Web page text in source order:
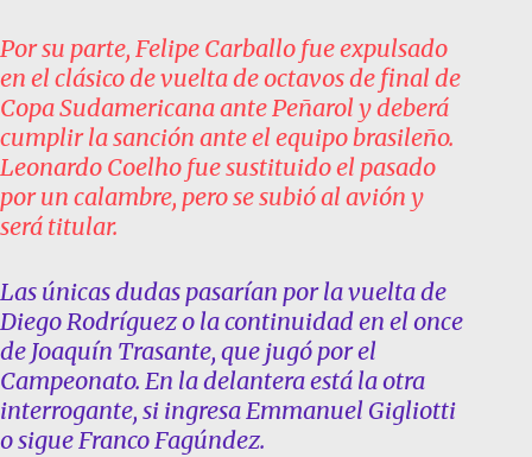
Por su parte, Felipe Carballo fue expulsado
en el clásico de vuelta de octavos de final de
Copa Sudamericana ante Peñarol y deberá
cumplir la sanción ante el equipo brasileño.
Leonardo Coelho fue sustituido el pasado
por un calambre, pero se subió al avión y
será titular.
Las únicas dudas pasarían por la vuelta de
Diego Rodríguez o la continuidad en el once
de Joaquín Trasante, que jugó por el
Campeonato. En la delantera está la otra
interrogante, si ingresa Emmanuel Gigliotti
o sigue Franco Fagúndez.